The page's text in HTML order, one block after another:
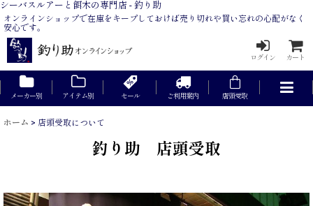
シーバスルアーと餌木の専門店 - 釣り助
オンラインショップで在庫をキープしておけば売り切れや買い忘れの心配がなく
安心です。
ログイン カート
メーカー別 アイテム別 セール ご利用案内 店頭受取
ホーム > 店頭受取について
釣り助 店頭受取